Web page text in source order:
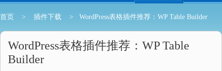
首页 > 插件下载 > WordPress表格插件推荐：WP Table Builder
WordPress表格插件推荐：WP Table
Builder